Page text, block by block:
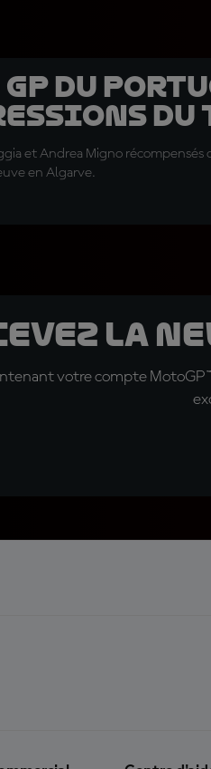
GP du
du
et Andrea Migno récompensés
en Algarve.
la
votre compte